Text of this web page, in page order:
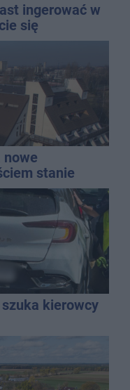
ingerować w
się
nowe
stanie
kierowcy